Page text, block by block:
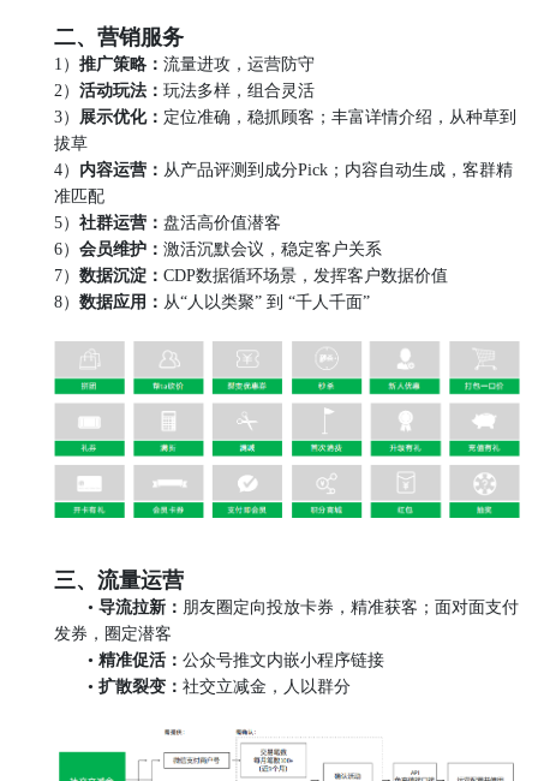
二、营销服务
1） 推广策略： 流量进攻，运营防守
2） 活动玩法： 玩法多样，组合灵活
3） 展示优化： 定位准确，稳抓顾客；丰富详情介绍，从种草到
拔草
4） 内容运营： 从产品评测到成分Pick；内容自动生成，客群精
准匹配
5） 社群运营： 盘活高价值潜客
6） 会员维护： 激活沉默会议，稳定客户关系
7） 数据沉淀： CDP数据循环场景，发挥客户数据价值
8） 数据应用： 从“人以类聚” 到 “千人千面”
三、流量运营
• 导流拉新： 朋友圈定向投放卡券，精准获客；面对面支付
发券，圈定潜客
• 精准促活： 公众号推文内嵌小程序链接
• 扩散裂变： 社交立减金，人以群分